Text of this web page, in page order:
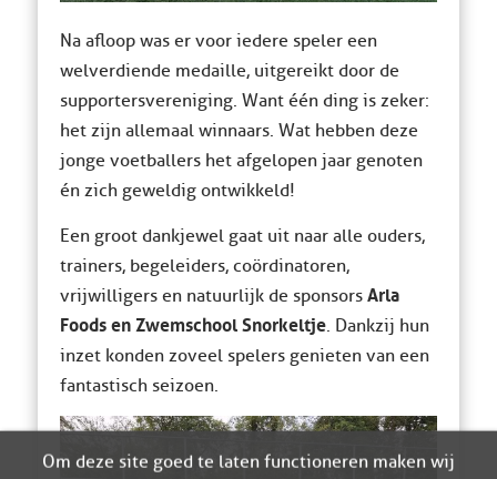
Na afloop was er voor iedere speler een
welverdiende medaille, uitgereikt door de
supportersvereniging. Want één ding is zeker:
het zijn allemaal winnaars. Wat hebben deze
jonge voetballers het afgelopen jaar genoten
én zich geweldig ontwikkeld!
Een groot dankjewel gaat uit naar alle ouders,
trainers, begeleiders, coördinatoren,
vrijwilligers en natuurlijk de sponsors Arla
Foods en Zwemschool Snorkeltje. Dankzij hun
inzet konden zoveel spelers genieten van een
fantastisch seizoen.
Om deze site goed te laten functioneren maken wij